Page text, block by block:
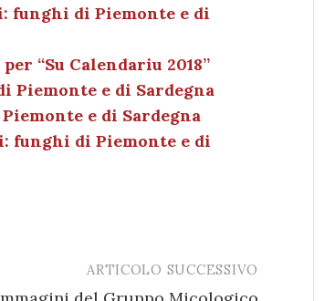
l di
vi
di
funghi di Piemonte e di
“Su Calendariu 2018”
Piemonte e di Sardegna
e di Sardegna
funghi di Piemonte e di
ARTICOLO SUCCESSIVO